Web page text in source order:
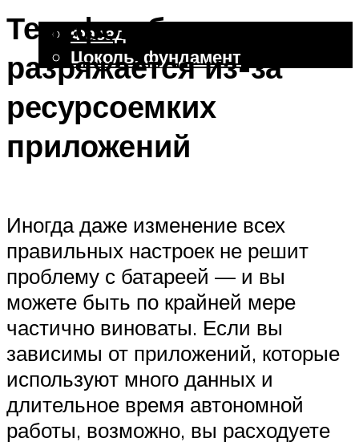
Фасад
Цоколь, фундамент
Меню
Телефон быстро
разряжается из-за
ресурсоемких
приложений
Иногда даже изменение всех
правильных настроек не решит
проблему с батареей — и вы
можете быть по крайней мере
частично виноваты. Если вы
зависимы от приложений, которые
используют много данных и
длительное время автономной
работы, возможно, вы расходуете